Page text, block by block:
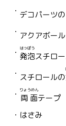
デコパーツ
アクアボー
発泡
はっぽう
スチロ
スチロールの
両面
りょうめん
テープ
はさみ